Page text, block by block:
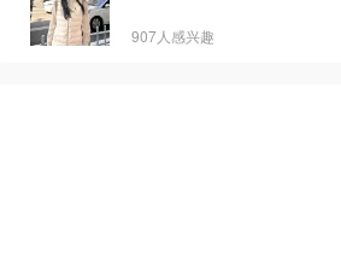
907人感兴趣